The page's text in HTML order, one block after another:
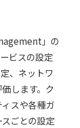
」の
ビスの設定
、ネットワ
します。ク
スや各種ガ
ごとの設定